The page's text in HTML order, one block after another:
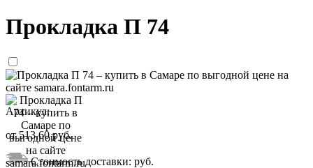
Прокладка П 74
Артикул:
от513,60руб.
Стоимость доставки: руб.